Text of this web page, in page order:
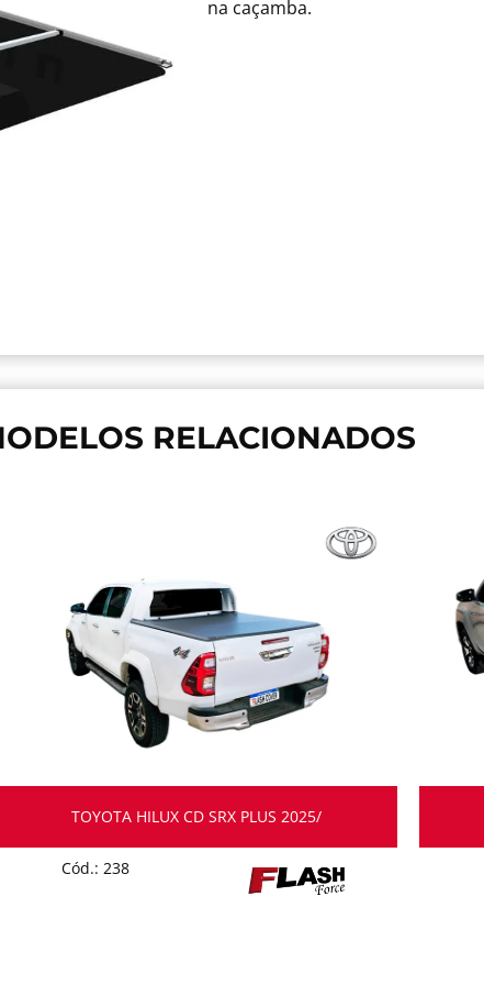
na caçamba.
RELACIONADOS
TOYOTA HILUX CD SRX PLUS 2025/
Cód.: 238